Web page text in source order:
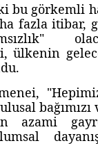
bu görkemli
fazla itibar,
ülkenin
azami